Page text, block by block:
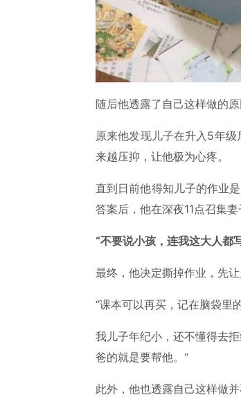
随后他透露了自己这样做的原
原来他发现儿子在升入5年
来越压抑，让他极为心疼。
直到日前他得知儿子的作业
答案后，他在深夜11点召集
“不要说小孩，连我这大人都
最终，他决定撕掉作业，先
“课本可以再买，记在脑袋里
我儿子年纪小，还不懂得去
爸的就是要帮他。“
此外，他也透露自己这样做并